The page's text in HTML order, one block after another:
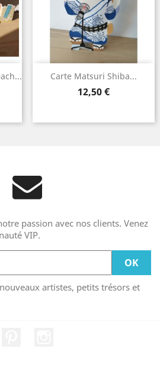
Carte Matsuri Shiba...
Prix
12,50 €
passion avec nos clients. Venez
VIP.
artistes, petits trésors et